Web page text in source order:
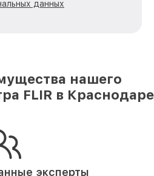
данных
нашего
FLIR в Краснодаре
эксперты